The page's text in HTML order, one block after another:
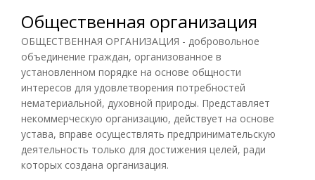
Общественная организация
ОБЩЕСТВЕННАЯ ОРГАНИЗАЦИЯ - добровольное
объединение граждан, организованное в
установленном порядке на основе общности
интересов для удовлетворения потребностей
нематериальной, духовной природы. Представляет
некоммерческую организацию, действует на основе
устава, вправе осуществлять предпринимательскую
деятельность только для достижения целей, ради
которых создана организация.